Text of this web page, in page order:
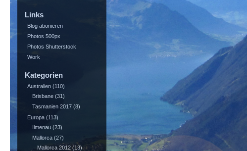
Links
Blog abonieren
Photos 500px
Photos Shutterstock
Work
Kategorien
Australien(110)
Brisbane(31)
Tasmanien 2017(8)
Europa(113)
Ilmenau(23)
Mallorca(27)
Mallorca 2012(13)